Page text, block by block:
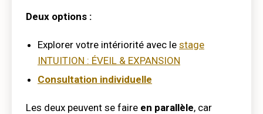
Deux options :
Explorer votre intériorité avec le stage
INTUITION : ÉVEIL & EXPANSION
Consultation individuelle
Les deux peuvent se faire en parallèle, car